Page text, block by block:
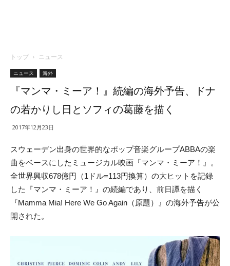
トップ ニュース
ニュース 海外
『マンマ・ミーア！』続編の海外予告、ドナ
の若かりし日とソフィの葛藤を描く
2017年12月23日
スウェーデン出身の世界的なポップ音楽グループABBAの楽
曲をベースにしたミュージカル映画『マンマ・ミーア！』。
全世界興収678億円（1ドル=113円換算）の大ヒットを記録
した『マンマ・ミーア！』の続編であり、前日譚を描く
『Mamma Mia! Here We Go Again（原題）』の海外予告が公
開された。